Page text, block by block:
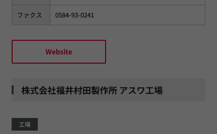
ファクス 0584-93-0241
Website
株式会社福井村田製作所 アスワ工場
工場